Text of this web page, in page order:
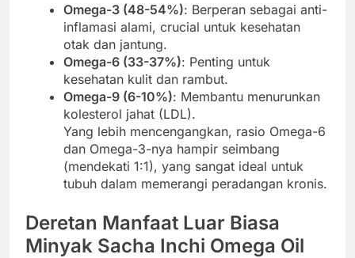
Omega-3 (48-54%): Berperan sebagai anti-
inflamasi alami, crucial untuk kesehatan
otak dan jantung.
Omega-6 (33-37%): Penting untuk
kesehatan kulit dan rambut.
Omega-9 (6-10%): Membantu menurunkan
kolesterol jahat (LDL).
Yang lebih mencengangkan, rasio Omega-6
dan Omega-3-nya hampir seimbang
(mendekati 1:1), yang sangat ideal untuk
tubuh dalam memerangi peradangan kronis.
Deretan Manfaat Luar Biasa
Minyak Sacha Inchi Omega Oil